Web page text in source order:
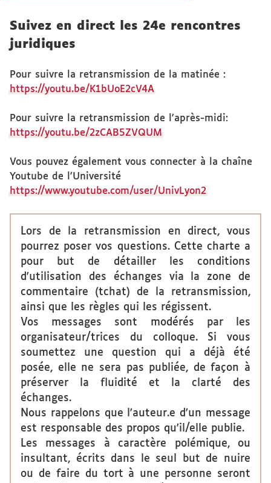
Actualités
Suivez en direct les 24e rencontres
juridiques
Pour suivre la retransmission de la matinée :
https://youtu.be/K1bUoE2cV4A
Pour suivre la retransmission de l'après-midi:
https://youtu.be/2zCAB5ZVQUM
Vous pouvez également vous connecter à la chaîne
Youtube de l'Université
https://www.youtube.com/user/UnivLyon2
Lors de la retransmission en direct, vous
pourrez poser vos questions. Cette charte a
pour but de détailler les conditions
d'utilisation des échanges via la zone de
commentaire (tchat) de la retransmission,
ainsi que les règles qui les régissent.
Vos messages sont modérés par les
organisateur/trices du colloque. Si vous
soumettez une question qui a déjà été
posée, elle ne sera pas publiée, de façon à
préserver la fluidité et la clarté des
échanges.
Nous rappelons que l'auteur.e d'un message
est responsable des propos qu'il/elle publie.
Les messages à caractère polémique, ou
insultant, écrits dans le seul but de nuire
ou de faire du tort à une personne seront